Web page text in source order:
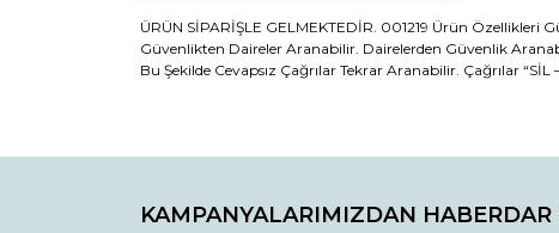
ÜRÜN SİPARİŞLE GELMEKTEDİR. 001219 Ürün Özellikleri
Güvenlikten Daireler Aranabilir. Dairelerden Güvenlik
Bu Şekilde Cevapsız Çağrılar Tekrar Aranabilir. Çağrılar
Görüş ve önerileriniz için teşekkür ederiz.
Ürün resmi kalitesiz, bozuk veya görüntülenemiyor.
KAMPANYALARIMIZDAN HABERDAR